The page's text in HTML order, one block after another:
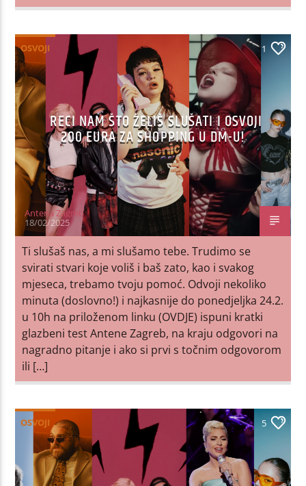
OSVOJI 1
RECI NAM ŠTO ŽELIŠ SLUŠATI I OSVOJI
200 EURA ZA SHOPPING U DM-U!
Antena Zagreb
18/02/2025
Ti slušaš nas, a mi slušamo tebe. Trudimo se
svirati stvari koje voliš i baš zato, kao i svakog
mjeseca, trebamo tvoju pomoć. Odvoji nekoliko
minuta (doslovno!) i najkasnije do ponedjeljka 24.2.
u 10h na priloženom linku (OVDJE) ispuni kratki
glazbeni test Antene Zagreb, na kraju odgovori na
nagradno pitanje i ako si prvi s točnim odgovorom
ili […]
OSVOJI 5